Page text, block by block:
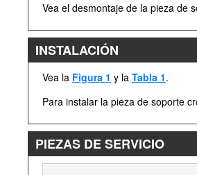
Vea el desmontaje de la pieza de
INSTALACIÓN
Vea la Figura 1 y la Tabla 1.
Para instalar la pieza de soporte
PIEZAS DE SERVICIO